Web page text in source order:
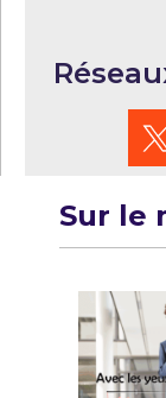
Sur le